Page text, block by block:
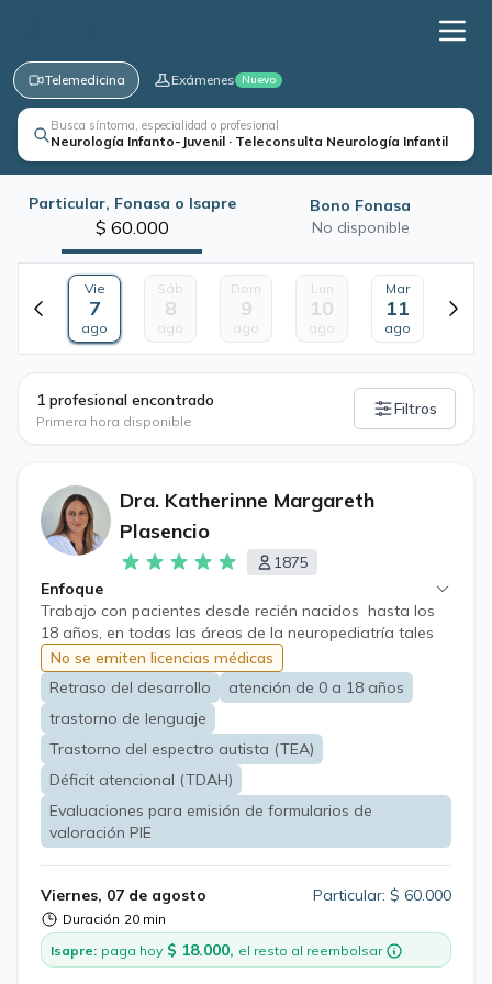
Telemedicina Exámenes Nuevo
Busca síntoma, especialidad o profesional
Neurología Infanto-Juvenil · Teleconsulta Neurología Infantil
Particular, Fonasa o Isapre
$ 60.000
Bono Fonasa
No disponible
Vie
7
ago
Sáb
8
ago
Dom
9
ago
Lun
10
ago
Mar
11
ago
1 profesional encontrado
Primera hora disponible
Filtros
Dra. Katherinne Margareth
Plasencio
1875
Enfoque
Trabajo con pacientes desde recién nacidos hasta los
18 años, en todas las áreas de la neuropediatría tales
como: retraso del desarrollo psicomotor, trastorno del
espectro autista, trastornos del lenguaje, trastorno de
déficit atencional, Hiperactividad, dificultades escolares,
discapacidad intelectual, cefalea, trastornos del sueño,
movimientos anormales, tics, etc., realizando el estudio y
enfrentamiento terapéutico de éstas. Evaluaciones para
emisión de formularios de valoración PIE (Programa de
Integración Escolar)
No se emiten licencias médicas
Retraso del desarrollo
atención de 0 a 18 años
trastorno de lenguaje
Trastorno del espectro autista (TEA)
Déficit atencional (TDAH)
Evaluaciones para emisión de formularios de
valoración PIE
Viernes, 07 de agosto
Duración 20 min
Particular: $ 60.000
Isapre: paga hoy $ 18.000, el resto al reembolsar